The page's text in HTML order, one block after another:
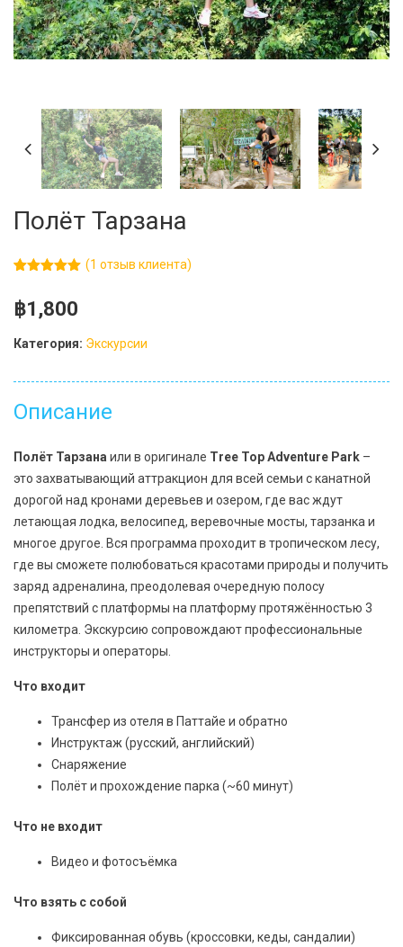
Полёт Тарзана
на основе
опроса
(1 отзыв клиента)
฿1,800
Категория: Экскурсии
Описание
Полёт Тарзана или в оригинале Tree Top Adventure Park –
это захватывающий аттракцион для всей семьи с канатной
дорогой над кронами деревьев и озером, где вас ждут
летающая лодка, велосипед, веревочные мосты, тарзанка и
многое другое. Вся программа проходит в тропическом лесу,
где вы сможете полюбоваться красотами природы и получить
заряд адреналина, преодолевая очередную полосу
препятствий с платформы на платформу протяжённостью 3
километра. Экскурсию сопровождают профессиональные
инструкторы и операторы.
Что входит
Трансфер из отеля в Паттайе и обратно
Инструктаж (русский, английский)
Снаряжение
Полёт и прохождение парка (~60 минут)
Что не входит
Видео и фотосъёмка
Что взять с собой
Фиксированная обувь (кроссовки, кеды, сандалии)